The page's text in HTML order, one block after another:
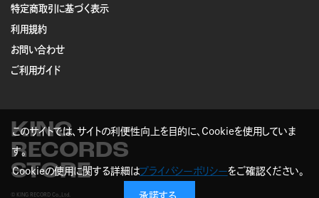
特定商取引に基づく表示
利用規約
お問い合わせ
ご利用ガイド
KING
RECORDS
STORE
© KING RECORD Co.,Ltd.
このサイトでは、サイトの利便性向上を目的に、Cookieを使用していま
す。
Cookieの使用に関する詳細はプライバシーポリシーをご確認ください。